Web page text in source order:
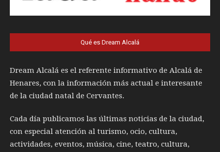
Qué es Dream Alcalá
Dream Alcalá es el referente informativo de Alcalá de
Henares, con la información más actual e interesante
de la ciudad natal de Cervantes.
Cada día publicamos las últimas noticias de la ciudad,
con especial atención al turismo, ocio, cultura,
actividades, eventos, música, cine, teatro, cultura,